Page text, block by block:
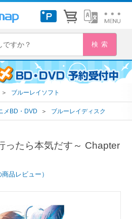
＞ ブルーレイソフト
メBD・DVD ＞ ブルーレイディスク
ったら本気だす～ Chapter
商品レビュー）